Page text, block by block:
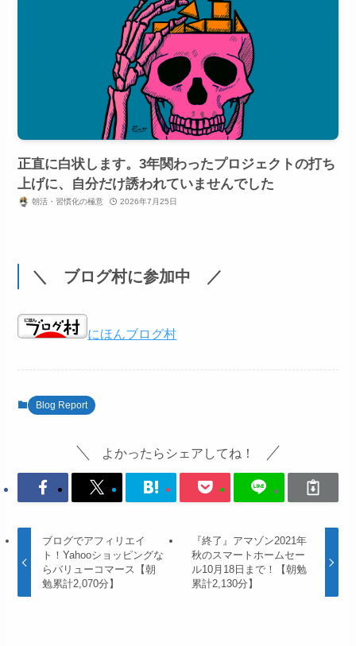
正直に白状します。3年関わったプロジェクトの打ち
上げに、自分だけ誘われていませんでした
朝活・習慣化の極意 2026年7月25日
＼ ブログ村に参加中 ／
にほんブログ村
Blog Report
よかったらシェアしてね！
ブログでアフィリエイ
ト！Yahooショッピングな
らバリューコマース【朝
勉累計2,070分】
『終了』アマゾン2021年
秋のスマートホームセー
ル10月18日まで！【朝勉
累計2,130分】